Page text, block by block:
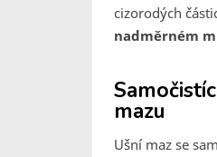
cizorodých
nadměrném
mazu
Ušní maz se